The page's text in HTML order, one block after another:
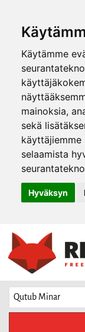
Käytämme
mainoksia,
sekä
käyttäjiemme
selaamista
Hyväksyn